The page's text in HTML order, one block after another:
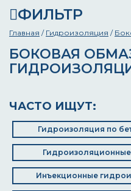
ФИЛЬТР
Главная / Гидроизоляция /
БОКОВАЯ
ЧАСТО ИЩУТ:
Гидроизоляция по
Инъекционные